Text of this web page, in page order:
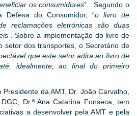
os consumidores”. Segundo o
Defesa do Consumidor, “o livro de
reclamações eletrónicas são duas
”. Sobre a implementação do livro de
setor dos transportes, o Secretário de
que este setor adira ao livro de
idealmente, ao final do primeiro
da AMT, Dr. João Carvalho,
Dr.ª Ana Catarina Fonseca, tem
a desenvolver pela AMT e pela